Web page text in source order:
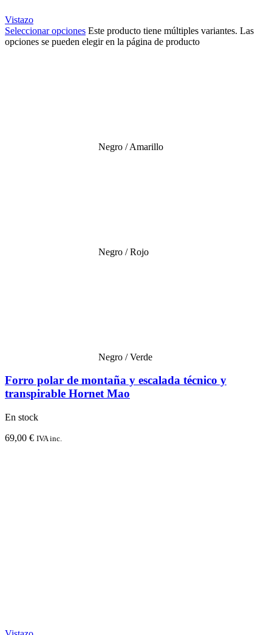
Vistazo
Seleccionar opciones Este producto tiene múltiples variantes. Las
opciones se pueden elegir en la página de producto
Negro / Amarillo
Negro / Rojo
Negro / Verde
Forro polar de montaña y escalada técnico y
transpirable Hornet Mao
En stock
69,00 € IVA inc.